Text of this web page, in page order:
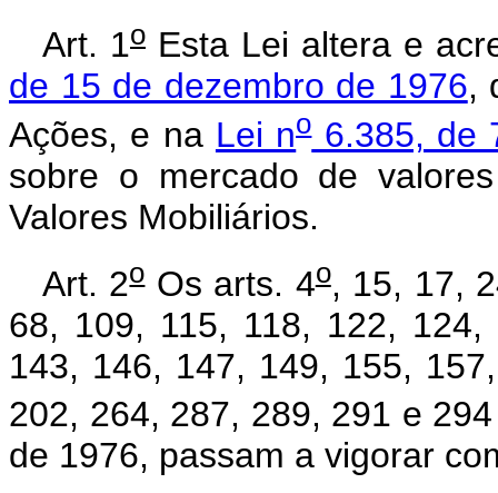
Art. 1o Esta Lei altera e
de 15 de dezembro de 1976,
Ações, e na Lei no6.385, de
sobre o mercado de
Valores Mobiliários.
Art. 2oOs arts. 4o, 15, 17,
68, 109, 115, 118, 122,
143, 146, 147, 149, 155,
202, 264, 287, 289, 291 e
de 1976, passam a vigorar